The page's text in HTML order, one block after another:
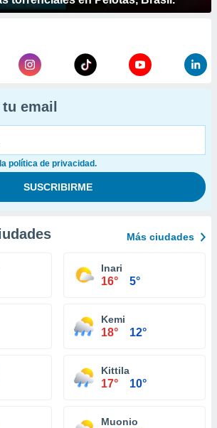
email
política de privacidad.
Más ciudades
Inari
16° 5°
Kemi
18° 12°
Kittila
17° 10°
Muonio